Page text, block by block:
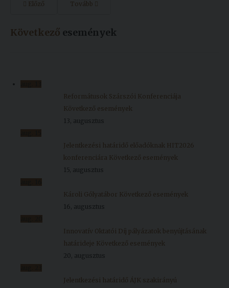
Előző Tovább
Következő események
Reformátusok Szárszói Konferenciája
Következő események
13, augusztus
Jelentkezési határidő előadóknak HIT2026
konferenciára Következő események
15, augusztus
Károli Gólyatábor Következő események
16, augusztus
Innovatív Oktatói Díj pályázatok benyújtásának
határideje Következő események
20, augusztus
Jelentkezési határidő ÁJK szakirányú